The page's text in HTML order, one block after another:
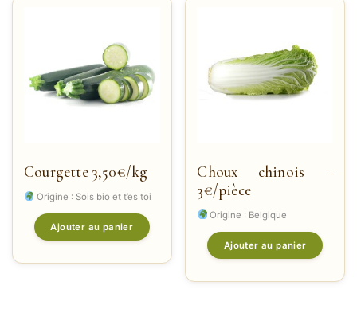
Courgette 3,50€/kg
Origine : Sois bio et t’es toi
Ajouter au panier
Choux chinois –
3€/pièce
Origine : Belgique
Ajouter au panier